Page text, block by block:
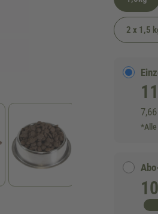
2 x 1,5
*Alle